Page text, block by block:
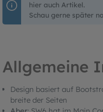
hier auch Artikel.
Schau gerne später
Allgemeine
Design basiert auf
breite der Seiten